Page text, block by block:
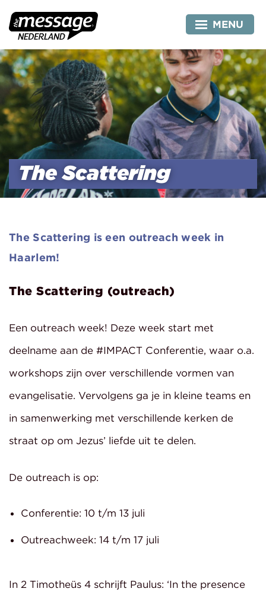
to
content
MENU
The Scattering
The Scattering is een outreach week in
Haarlem!
The Scattering (outreach)
Een outreach week! Deze week start met
deelname aan de #IMPACT Conferentie, waar o.a.
workshops zijn over verschillende vormen van
evangelisatie. Vervolgens ga je in kleine teams en
in samenwerking met verschillende kerken de
straat op om Jezus’ liefde uit te delen.
De outreach is op:
Conferentie: 10 t/m 13 juli
Outreachweek: 14 t/m 17 juli
In 2 Timotheüs 4 schrijft Paulus: ‘In the presence